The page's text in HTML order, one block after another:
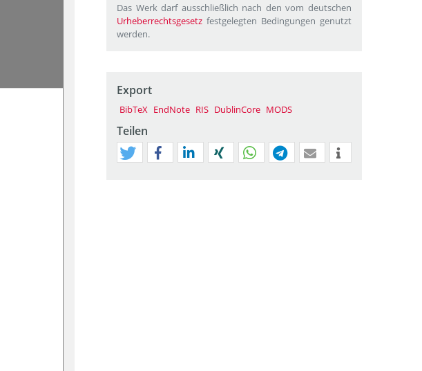
Das Werk darf ausschließlich nach den vom deutschen
Urheberrechtsgesetz festgelegten Bedingungen genutzt
werden.
Export
BibTeX EndNote RIS DublinCore MODS
Teilen